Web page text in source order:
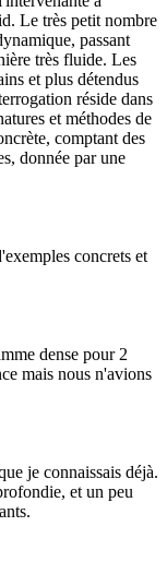
Le très petit nombre
passant
très fluide. Les
et plus détendus
réside dans
et méthodes de
comptant des
donnée par une
concrets et
dense pour 2
mais nous n'avions
je connaissais déjà.
et un peu